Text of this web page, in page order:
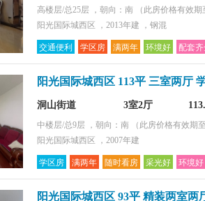
高楼层/总25层 ，朝向：南
（此房价格有效
阳光国际城西区 ，2013年建 ，钢混
交通便利 学区房 满两年 环境好 配套
阳光国际城西区 113平 三室两厅
洞山街道 3室2厅
中楼层/总9层 ，朝向：南
（此房价格有效期
阳光国际城西区 ，2007年建
学区房 满两年 随时看房 采光好 环境好
阳光国际城西区 93平 精装两室两